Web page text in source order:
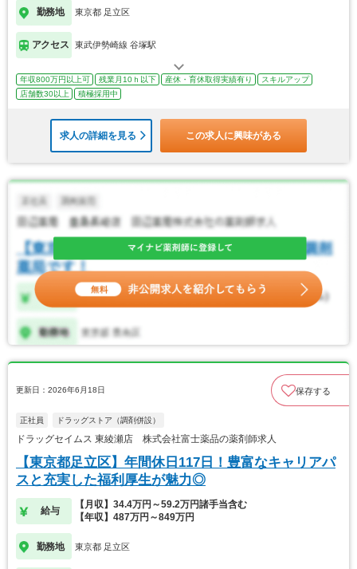
勤務地 東京都 足立区
アクセス 東武伊勢崎線 谷塚駅
年収800万円以上可 残業月10ｈ以下 産休・育休取得実績有り
スキルアップ
店舗数30以上
積極採用中
求人の詳細を見る この求人に興味がある
更新日：2026年6月18日 保存する
正社員 ドラッグストア（調剤併設）
ドラッグセイムス 東綾瀬店 株式会社富士薬品の薬剤師求人
【東京都足立区】年間休日117日！豊富なキャリアパ
スと充実した福利厚生が魅力◎
給与
【月収】34.4万円～59.2万円諸手当含む
【年収】487万円～849万円
勤務地 東京都 足立区